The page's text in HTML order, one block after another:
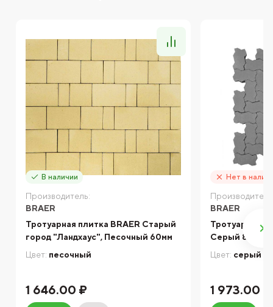
В наличии
Производитель:
BRAER
Тротуарная плитка BRAER Старый
город "Ландхаус", Песочный 60мм
Цвет: песочный
1 646.00 ₽
Нет в
BRAER
Тротуарная
Серый 80мм
Цвет: серый
1 973.00 ₽